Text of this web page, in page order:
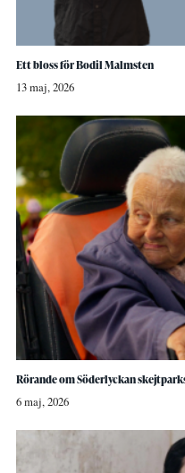
Ett bloss för Bodil Malmsten
13 maj, 2026
Rörande om Söderlyckan
6 maj, 2026